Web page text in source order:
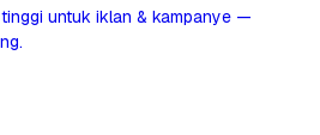
untuk iklan & kampanye —